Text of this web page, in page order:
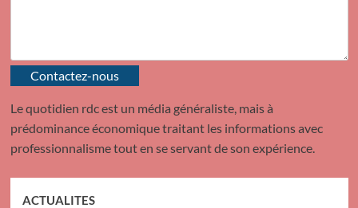
Contactez-nous
Le quotidien rdc est un média généraliste, mais à
prédominance économique traitant les informations avec
professionnalisme tout en se servant de son expérience.
ACTUALITES